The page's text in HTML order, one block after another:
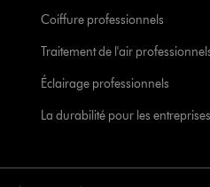
Coiffure professionnels
Traitement de l'air
Éclairage professionnels
La durabilité pour les entreprises